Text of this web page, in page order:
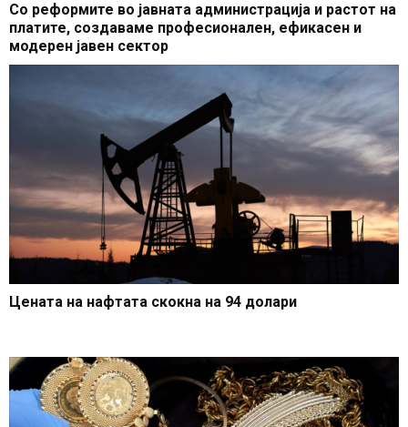
Со реформите во јавната администрација и растот на
платите, создаваме професионален, ефикасен и
модерен јавен сектор
Цената на нафтата скокна на 94 долари